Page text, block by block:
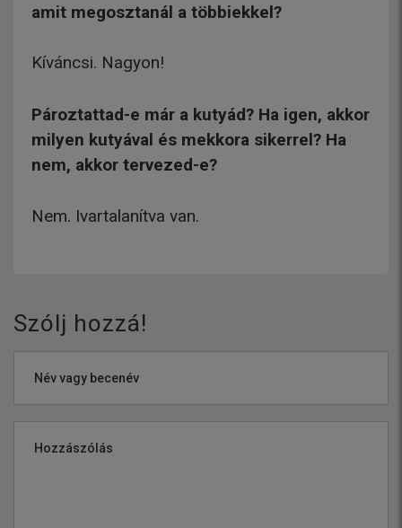
amit megosztanál a többiekkel?
Kíváncsi. Nagyon!
Pároztattad-e már a kutyád? Ha igen, akkor
milyen kutyával és mekkora sikerrel? Ha
nem, akkor tervezed-e?
Nem. Ivartalanítva van.
Szólj hozzá!
Név vagy becenév
Hozzászólás